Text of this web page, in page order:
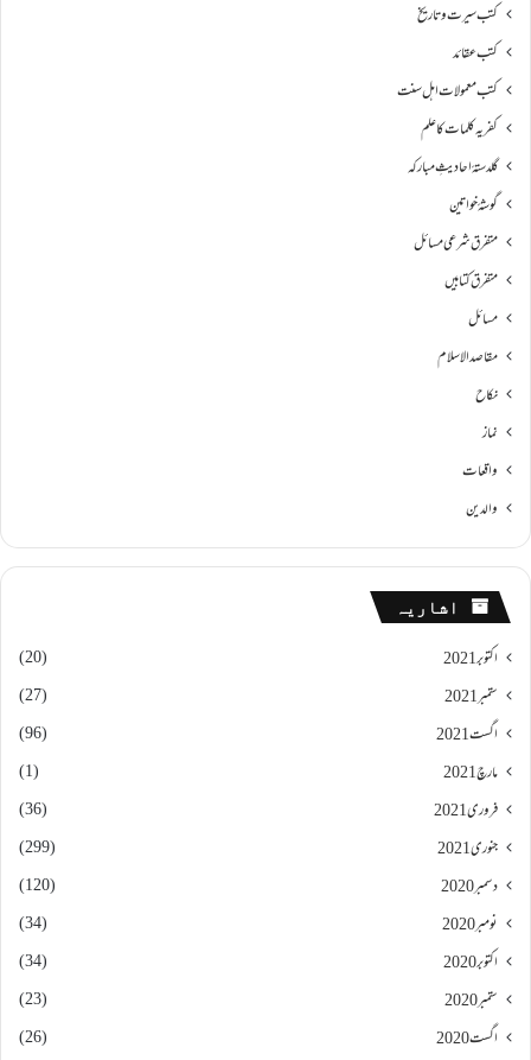
کتب سیرت و تاریخ
کتب عقائد
کتب معمولات اہل سنت
کفریہ کلمات کا علم
گلدستۂ احادیثِ مبارکہ
گوشۂ خواتین
متفرق شرعی مسائل
متفرق کتابیں
مسائل
مقاصد الاسلام
نکاح
نماز
واقعات
والدین
اشاریہ
اکتوبر 2021
(20)
ستمبر 2021
(27)
اگست 2021
(96)
مارچ 2021
(1)
فروری 2021
(36)
جنوری 2021
(299)
دسمبر 2020
(120)
نومبر 2020
(34)
اکتوبر 2020
(34)
ستمبر 2020
(23)
اگست 2020
(26)